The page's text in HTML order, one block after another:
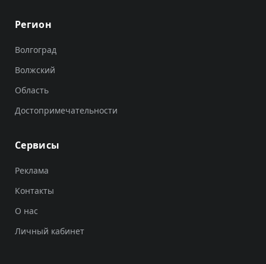
Регион
Волгоград
Волжский
Область
Достопримечательности
Сервисы
Реклама
Контакты
О нас
Личный кабинет